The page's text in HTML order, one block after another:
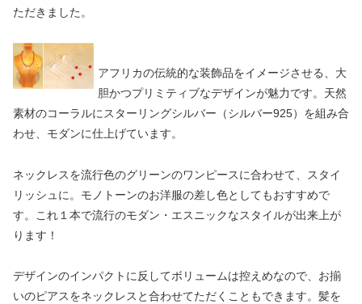
ただきました。
アフリカの伝統的な装飾品をイメージさせる、大
胆かつプリミティブなデザインが魅力です。天然
素材のコーラルにスターリングシルバー（シルバー925）を組み合
わせ、モダンに仕上げています。
ネックレスを流行色のグリーンのワンピースに合わせて、スタイ
リッシュに。モノトーンのお洋服の差し色としてもおすすめで
す。これ１本で流行のモダン・エスニックなスタイルが出来上が
ります！
デザインのインパクトに反してボリュームは控えめなので、お揃
いのピアスをネックレスと合わせてただくこともできます。髪を